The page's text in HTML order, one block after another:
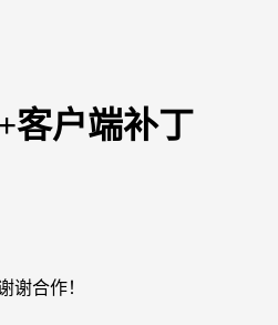
客户端补丁
谢合作！